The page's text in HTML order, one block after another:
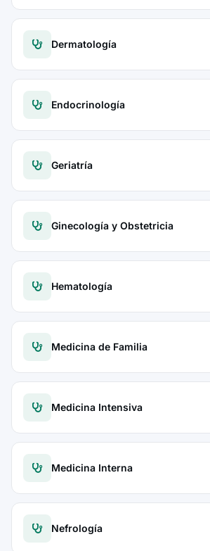
Dermatología
Endocrinología
Geriatría
Ginecología y Obstetricia
Hematología
Medicina de Familia
Medicina Intensiva
Medicina Interna
Nefrología